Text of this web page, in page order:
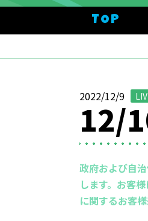
TOP
2022/12/9
12/
政府および自
します。お客
に関するお客